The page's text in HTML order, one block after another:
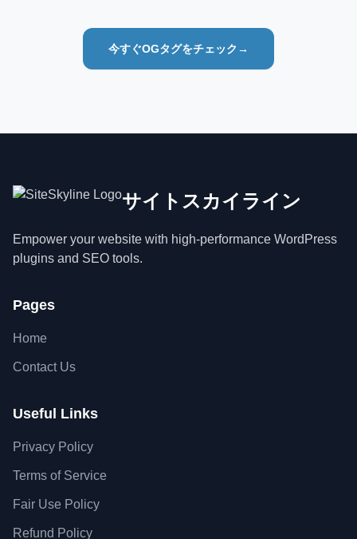
今すぐOGタグをチェック→
サイトスカイライン
Empower your website with high-performance WordPress
plugins and SEO tools.
Pages
Home
Contact Us
Useful Links
Privacy Policy
Terms of Service
Fair Use Policy
Refund Policy